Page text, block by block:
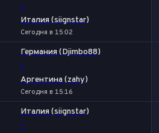
-
Италия (siignstar)
Сегодня в 15:02
Германия (Djimbo88)
-
Аргентина (zahy)
Сегодня в 15:16
Италия (siignstar)
-